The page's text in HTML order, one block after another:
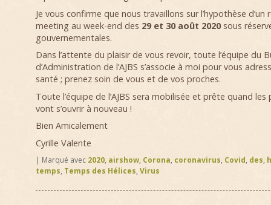
Je vous confirme que nous travaillons sur l’hypothèse
meeting au week-end des 29 et 30 août 2020sous
gouvernementales.
Dans l’attente du plaisir de vous revoir, toute l’équipe du
d’Administration de l’AJBS s’associe à moi pour vous
santé ; prenez soin de vous et de vos proches.
Toute l’équipe de l’AJBS sera mobilisée et prête quand
vont s’ouvrir à nouveau !
Bien Amicalement
Cyrille Valente
| Marqué avec 2020, airshow, Corona, coronavirus, Covid, des,
temps, Temps des Hélices, Virus